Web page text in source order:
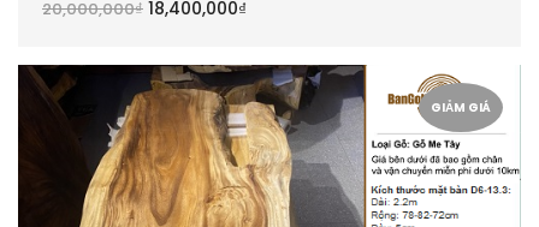
20,000,000₫ 18,400,000₫
GIẢM GIÁ